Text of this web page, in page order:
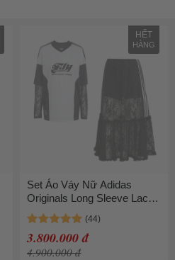
HẾT
HÀNG
Set Áo Váy Nữ Adidas
Originals Long Sleeve Lace
Jersey KD2297 KD2289
Màu Trắng - Đen Size XS
(Form Âu)
3.800.000 đ
4.900.000 đ